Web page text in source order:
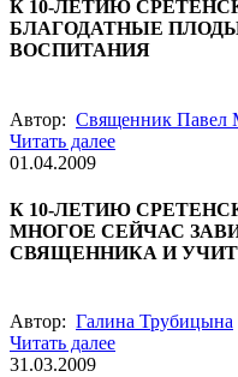
К 10-ЛЕТИЮ
БЛАГОДАТНЫЕ
ВОСПИТАНИЯ
Автор: Священник Павел
Читать далее
01.04.2009
К 10-ЛЕТИЮ
МНОГОЕ СЕЙЧАС
СВЯЩЕННИКА И
Автор: Галина Трубицына
Читать далее
31.03.2009